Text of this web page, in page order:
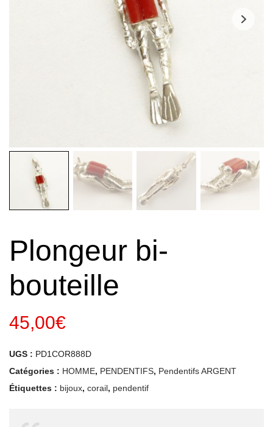
Plongeur bi-
bouteille
45,00€
UGS : PD1COR888D
Catégories : HOMME, PENDENTIFS, Pendentifs ARGENT
Étiquettes : bijoux, corail, pendentif